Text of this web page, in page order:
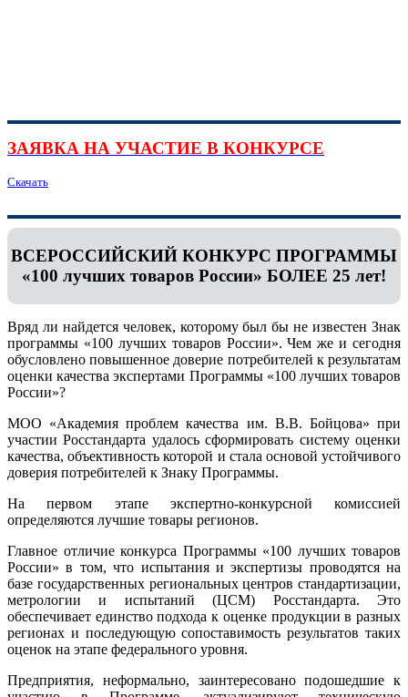
ЗАЯВКА НА УЧАСТИЕ В КОНКУРСЕ
Скачать
ВСЕРОССИЙСКИЙ КОНКУРС ПРОГРАММЫ
«100 лучших товаров России» БОЛЕЕ 25 лет!
Вряд ли найдется человек, которому был бы не известен Знак
программы «100 лучших товаров России». Чем же и сегодня
обусловлено повышенное доверие потребителей к результатам
оценки качества экспертами Программы «100 лучших товаров
России»?
МОО «Академия проблем качества им. В.В. Бойцова» при
участии Росстандарта удалось сформировать систему оценки
качества, объективность которой и стала основой устойчивого
доверия потребителей к Знаку Программы.
На первом этапе экспертно-конкурсной комиссией
определяются лучшие товары регионов.
Главное отличие конкурса Программы «100 лучших товаров
России» в том, что испытания и экспертизы проводятся на
базе государственных региональных центров стандартизации,
метрологии и испытаний (ЦCM) Росстандарта. Это
обеспечивает единство подхода к оценке продукции в разных
регионах и последующую сопоставимость результатов таких
оценок на этапе федерального уровня.
Предприятия, неформально, заинтересовано подошедшие к